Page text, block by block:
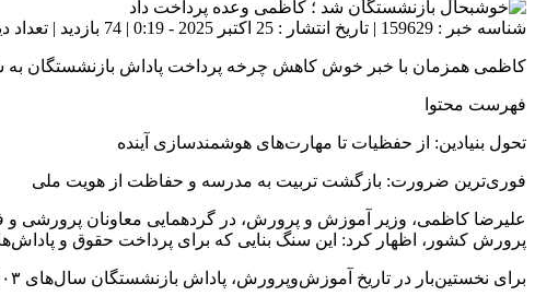
شناسه خبر : 159629 | تاریخ انتشار : 25 اکتبر 2025 - 0:19 | 74 بازدید | تعداد دیدگاه :
کاظمی همزمان با خبر خوش کاهش چرخه پرداخت پاداش بازنشستگان به شش ماه، بر لزوم اتصال ۴۰ هزار مربی به «شبکه هوشمند آموزشی» و استفاده از
فهرست محتوا
تحول بنیادین: از حفظیات تا مهارت‌های هوشمندسازی آینده
فوری‌ترین ضرورت: بازگشت تربیت به مدرسه و حفاظت از هویت ملی
علیرضا کاظمی، وزیر آموزش و پرورش، در گردهمایی معاونان پرورشی و
پرورش کشور، اظهار کرد: این سنگ بنایی که برای پرداخت حقوق و
برای نخستین‌بار در تاریخ آموزش‌وپرورش، پاداش بازنشستگان سال‌های ۱۴۰۳ و ۱۴۰۴ همزمان تأمین اعتبار شده و با اجرای آن چرخه پرداخت‌ها از یک‌ساله به شش‌ماهه کاهش می‌یابد.